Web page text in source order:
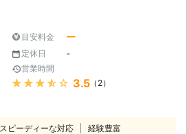
目安料金 ー
定休日 -
営業時間
★★★★★ 3.5（2）
スピーディーな対応 経験豊富